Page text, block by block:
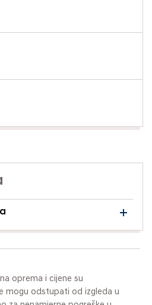
oprema i cijene su
mogu odstupati od izgleda u